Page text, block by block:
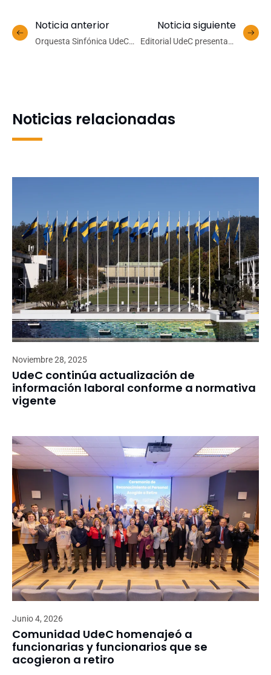
Noticia anterior
Orquesta Sinfónica UdeC
Noticia siguiente
Editorial UdeC presentará
Noticias relacionadas
Noviembre 28, 2025
UdeC continúa actualización de
información laboral conforme a normativa
vigente
Junio 4, 2026
Comunidad UdeC homenajeó a
funcionarias y funcionarios que se
acogieron a retiro